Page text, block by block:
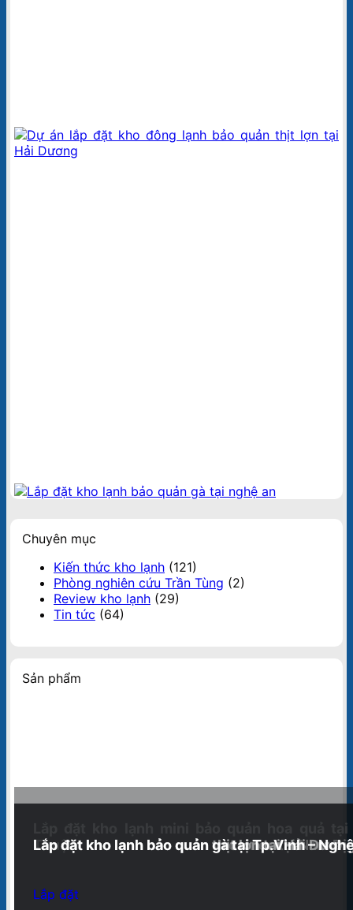
Lắp đặt kho lạnh mini bảo quản hoa quả tại
Thuận
Lắp đặt
Lắp đặt kho lạnh bảo quản vaccines tại Nam
Lắp đặt
Lắp đặt kho lạnh bảo quản thịt lợn tại Hải
Lắp đặt
Lắp đặt kho lạnh bảo quản gà tại Tp.Vinh –
Lắp đặt
Chuyên mục
Kiến thức kho lạnh (121)
Phòng nghiên cứu Trần Tùng (2)
Review kho lạnh (29)
Tin tức (64)
Sản phẩm